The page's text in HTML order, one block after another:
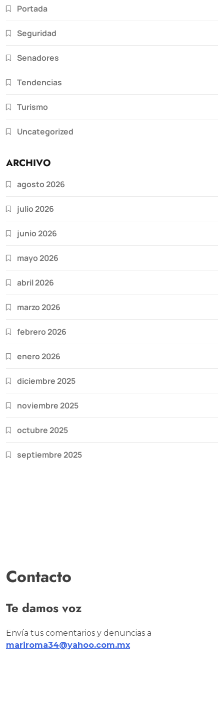
Portada
Seguridad
Senadores
Tendencias
Turismo
Uncategorized
ARCHIVO
agosto 2026
julio 2026
junio 2026
mayo 2026
abril 2026
marzo 2026
febrero 2026
enero 2026
diciembre 2025
noviembre 2025
octubre 2025
septiembre 2025
Contacto
Te damos voz
Envía tus comentarios y denuncias a
mariroma34@yahoo.com.mx